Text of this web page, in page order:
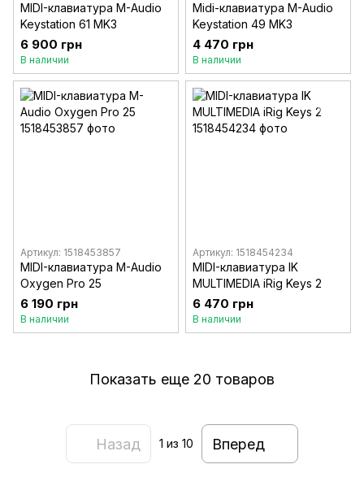
MIDI-клавиатура M-Audio
Keystation 61 MK3
6 900 грн
В наличии
Midi-клавиатура M-Audio
Keystation 49 MK3
4 470 грн
В наличии
Артикул: 1518453857
MIDI-клавиатура M-Audio
Oxygen Pro 25
6 190 грн
В наличии
Артикул: 1518454234
MIDI-клавиатура IK
MULTIMEDIA iRig Keys 2
6 470 грн
В наличии
Показать еще 20 товаров
Назад 1 из 10 Вперед